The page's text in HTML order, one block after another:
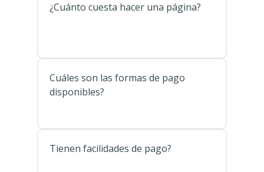
¿Cuánto cuesta hacer una página?
Cuáles son las formas de pago
disponibles?
Tienen facilidades de pago?